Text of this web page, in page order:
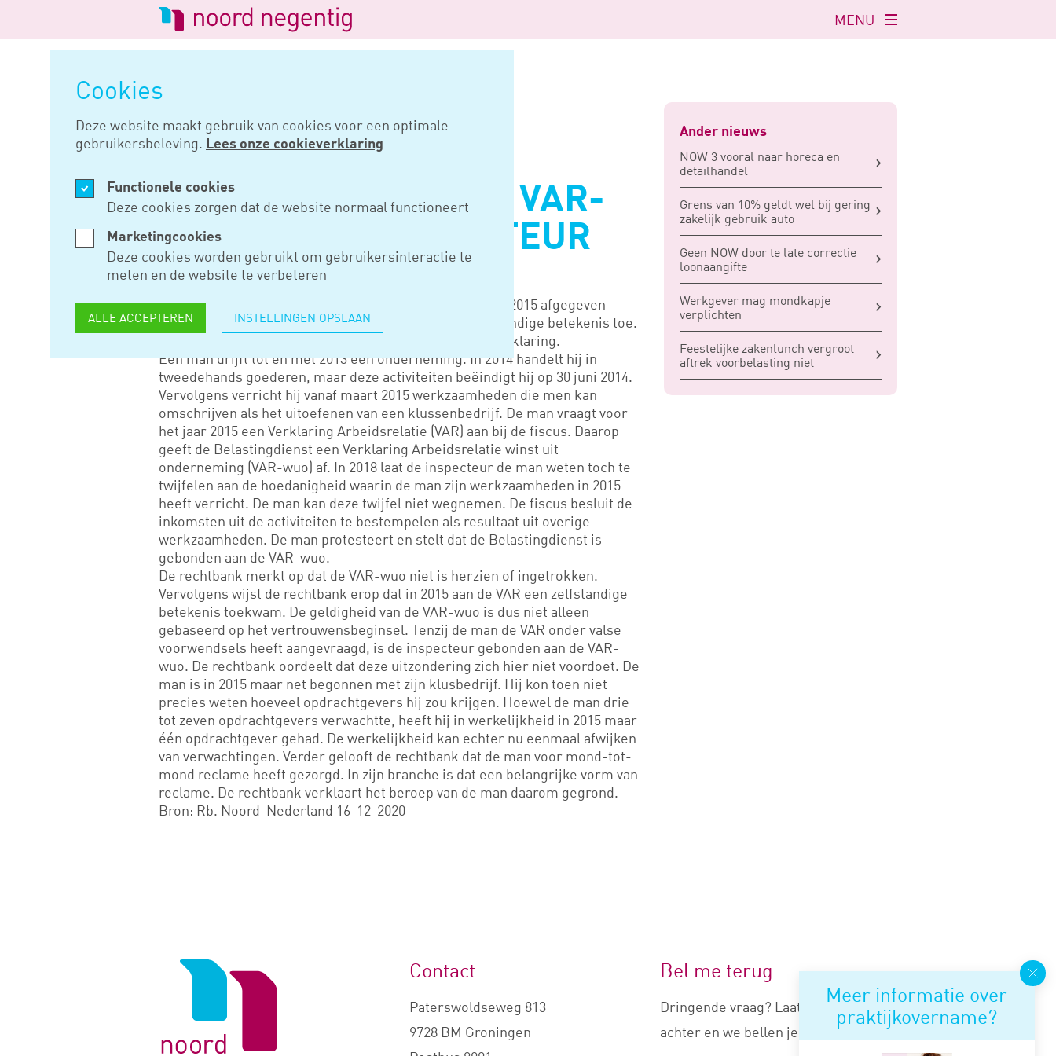
Cookies
Deze website maakt gebruik van cookies voor een optimale
gebruikersbeleving. Lees onze cookieverklaring
Functionele cookies
Deze cookies zorgen dat de website normaal functioneert
Marketingcookies
Deze cookies worden gebruikt om gebruikersinteractie te
meten en de website te verbeteren
ALLE ACCEPTEREN INSTELLINGEN OPSLAAN
Logo
van
Noord
Negentig
Navigatie
openen
MENU
JAN 20, 2021
NIET-INGETROKKEN VAR-
WUO BINDT INSPECTEUR
Rechtbank Noord-Nederland kent aan een voor het jaar 2015 afgegeven
verklaring arbeidsrelatie-winst uit onderneming zelfstandige betekenis toe.
De fiscus is daardoor in beginsel gebonden aan deze verklaring.
Een man drijft tot en met 2013 een onderneming. In 2014 handelt hij in
tweedehands goederen, maar deze activiteiten beëindigt hij op 30 juni 2014.
Vervolgens verricht hij vanaf maart 2015 werkzaamheden die men kan
omschrijven als het uitoefenen van een klussenbedrijf. De man vraagt voor
het jaar 2015 een Verklaring Arbeidsrelatie (VAR) aan bij de fiscus. Daarop
geeft de Belastingdienst een Verklaring Arbeidsrelatie winst uit
onderneming (VAR-wuo) af. In 2018 laat de inspecteur de man weten toch te
twijfelen aan de hoedanigheid waarin de man zijn werkzaamheden in 2015
heeft verricht. De man kan deze twijfel niet wegnemen. De fiscus besluit de
inkomsten uit de activiteiten te bestempelen als resultaat uit overige
werkzaamheden. De man protesteert en stelt dat de Belastingdienst is
gebonden aan de VAR-wuo.
De rechtbank merkt op dat de VAR-wuo niet is herzien of ingetrokken.
Vervolgens wijst de rechtbank erop dat in 2015 aan de VAR een zelfstandige
betekenis toekwam. De geldigheid van de VAR-wuo is dus niet alleen
gebaseerd op het vertrouwensbeginsel. Tenzij de man de VAR onder valse
voorwendsels heeft aangevraagd, is de inspecteur gebonden aan de VAR-
wuo. De rechtbank oordeelt dat deze uitzondering zich hier niet voordoet. De
man is in 2015 maar net begonnen met zijn klusbedrijf. Hij kon toen niet
precies weten hoeveel opdrachtgevers hij zou krijgen. Hoewel de man drie
tot zeven opdrachtgevers verwachtte, heeft hij in werkelijkheid in 2015 maar
één opdrachtgever gehad. De werkelijkheid kan echter nu eenmaal afwijken
van verwachtingen. Verder gelooft de rechtbank dat de man voor mond-tot-
mond reclame heeft gezorgd. In zijn branche is dat een belangrijke vorm van
reclame. De rechtbank verklaart het beroep van de man daarom gegrond.
Bron: Rb. Noord-Nederland 16-12-2020
Ander nieuws
NOW 3 vooral naar horeca en
detailhandel
Grens van 10% geldt wel bij gering
zakelijk gebruik auto
Geen NOW door te late correctie
loonaangifte
Werkgever mag mondkapje
verplichten
Feestelijke zakenlunch vergroot
aftrek voorbelasting niet
Meer informatie over
praktijkovername?
Logo
Contact
Paterswoldseweg 813
9728 BM Groningen
Bel me terug
Dringende vraag? Laat je nummer
achter en we bellen je snel terug.